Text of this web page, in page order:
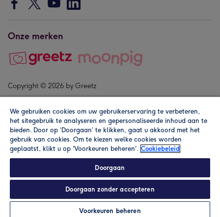
Personaliseren
Onze merken
Copyright © 2026 by Greetz
Alle prijzen zijn inclusief btw en andere heffingen. Lees de
We gebruiken cookies om uw gebruikerservaring te verbeteren,
het sitegebruik te analyseren en gepersonaliseerde inhoud aan te
bieden. Door op ‘Doorgaan’ te klikken, gaat u akkoord met het
gebruik van cookies. Om te kiezen welke cookies worden
geplaatst, klikt u op 'Voorkeuren beheren'. Cookiebeleid
Doorgaan
Doorgaan zonder accepteren
Voorkeuren beheren